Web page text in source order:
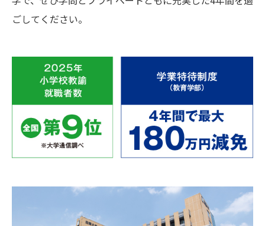
ごしてください。